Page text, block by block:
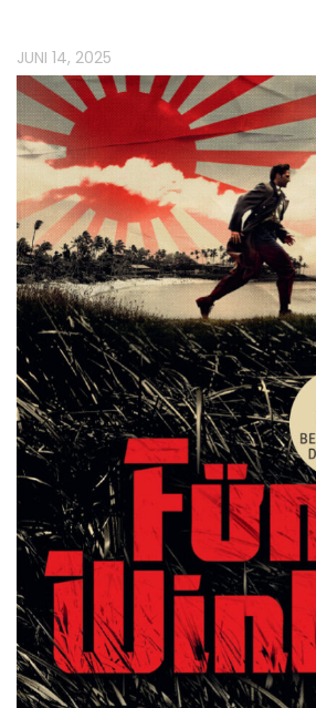
JUNI 14, 2025